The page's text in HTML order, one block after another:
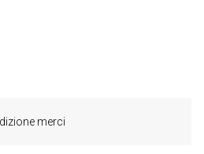
merci